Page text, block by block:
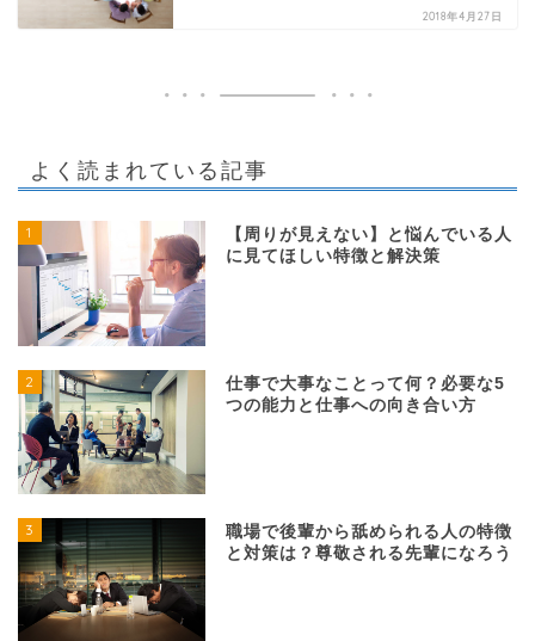
2018年4月27日
よく読まれている記事
1
【周りが見えない】と悩んでいる人
に見てほしい特徴と解決策
2
仕事で大事なことって何？必要な5
つの能力と仕事への向き合い方
3
職場で後輩から舐められる人の特徴
と対策は？尊敬される先輩になろう